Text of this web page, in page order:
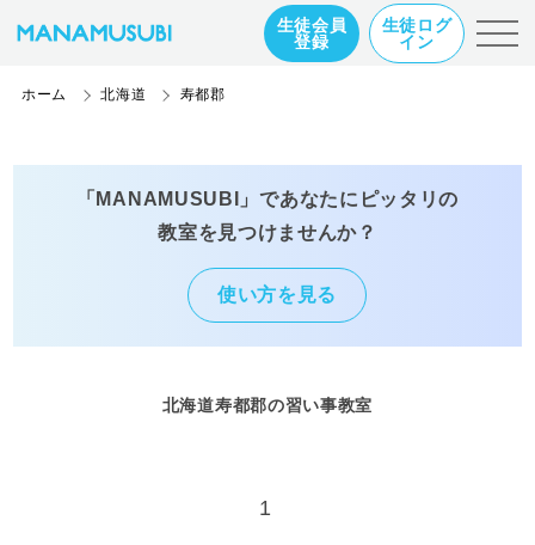
生徒会員
登録
生徒ログ
イン
ホーム 北海道 寿都郡
「MANAMUSUBI」であなたにピッタリの
教室を見つけませんか？
使い方を見る
北海道寿都郡の習い事教室
1